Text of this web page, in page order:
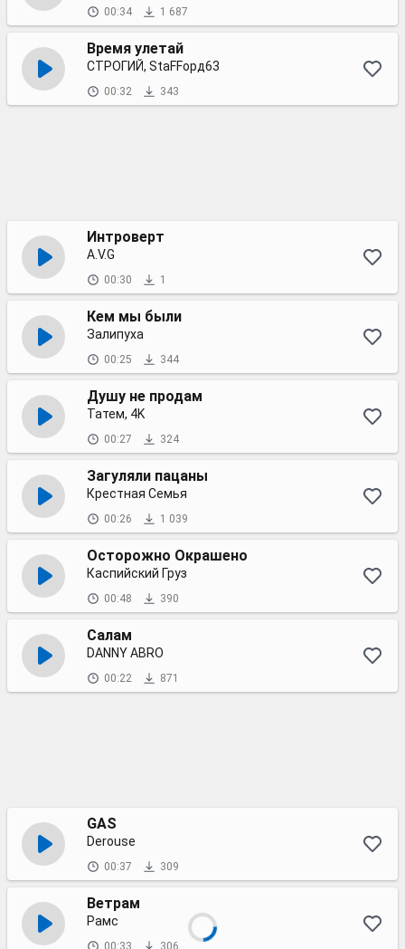
00:34 1 687
Время улетай
СТРОГИЙ, StaFFорд63
00:32 343
Интроверт
A.V.G
00:30 1
Кем мы были
Залипуха
00:25 344
Душу не продам
Татем, 4K
00:27 324
Загуляли пацаны
Крестная Семья
00:26 1 039
Осторожно Окрашено
Каспийский Груз
00:48 390
Салам
DANNY ABRO
00:22 871
GAS
Derouse
00:37 309
Ветрам
Рамс
00:33 306